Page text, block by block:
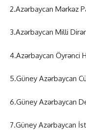
2.Azərbaycan Mərkəz
3.Azərbaycan Milli
4.Azərbaycan Öyrənci
5.Güney Azərbaycan
6.Güney Azərbaycan
7.Güney Azərbaycan